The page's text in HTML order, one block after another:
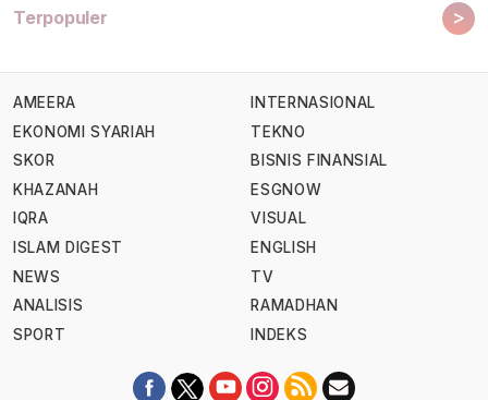
Terpopuler >
AMEERA
EKONOMI SYARIAH
SKOR
KHAZANAH
IQRA
ISLAM DIGEST
NEWS
ANALISIS
SPORT
INTERNASIONAL
TEKNO
BISNIS FINANSIAL
ESGNOW
VISUAL
ENGLISH
TV
RAMADHAN
INDEKS